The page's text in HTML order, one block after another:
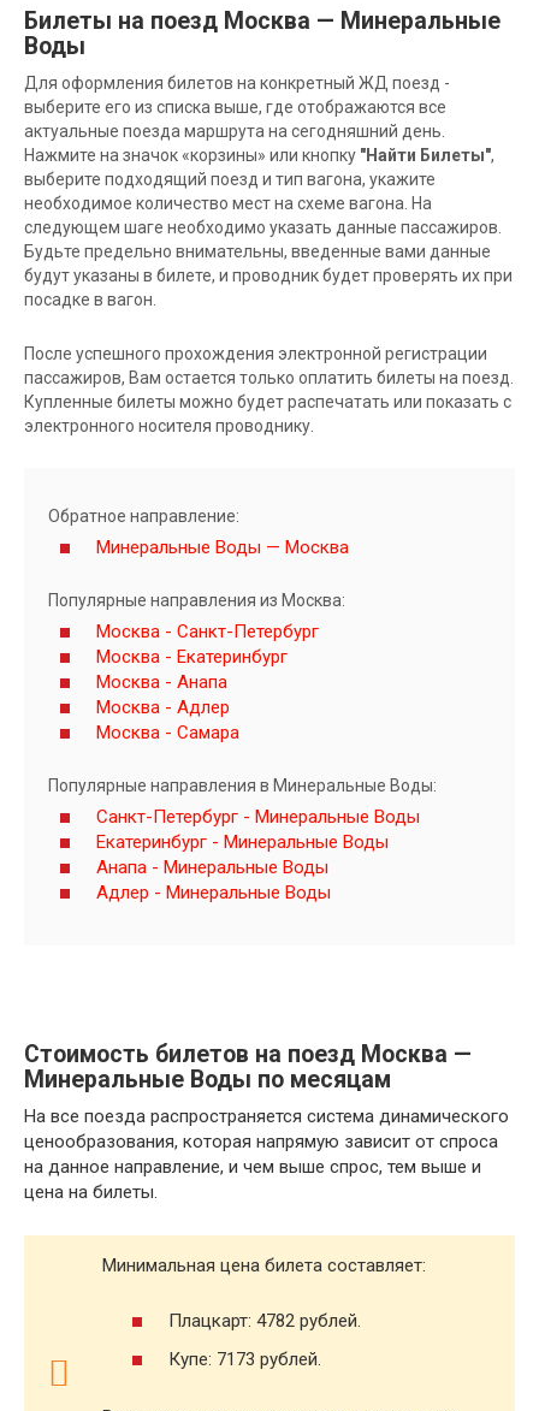
Билеты на поезд Москва — Минеральные
Воды
Для оформления билетов на конкретный ЖД поезд -
выберите его из списка выше, где отображаются все
актуальные поезда маршрута на сегодняшний день.
Нажмите на значок «корзины» или кнопку "Найти Билеты",
выберите подходящий поезд и тип вагона, укажите
необходимое количество мест на схеме вагона. На
следующем шаге необходимо указать данные пассажиров.
Будьте предельно внимательны, введенные вами данные
будут указаны в билете, и проводник будет проверять их при
посадке в вагон.
После успешного прохождения электронной регистрации
пассажиров, Вам остается только оплатить билеты на поезд.
Купленные билеты можно будет распечатать или показать с
электронного носителя проводнику.
Обратное направление:
Минеральные Воды — Москва
Популярные направления из Москва:
Москва - Санкт-Петербург
Москва - Екатеринбург
Москва - Анапа
Москва - Адлер
Москва - Самара
Популярные направления в Минеральные Воды:
Санкт-Петербург - Минеральные Воды
Екатеринбург - Минеральные Воды
Анапа - Минеральные Воды
Адлер - Минеральные Воды
Стоимость билетов на поезд Москва —
Минеральные Воды по месяцам
На все поезда распространяется система динамического
ценообразования, которая напрямую зависит от спроса
на данное направление, и чем выше спрос, тем выше и
цена на билеты.
Минимальная цена билета составляет:
Плацкарт: 4782 рублей.
Купе: 7173 рублей.